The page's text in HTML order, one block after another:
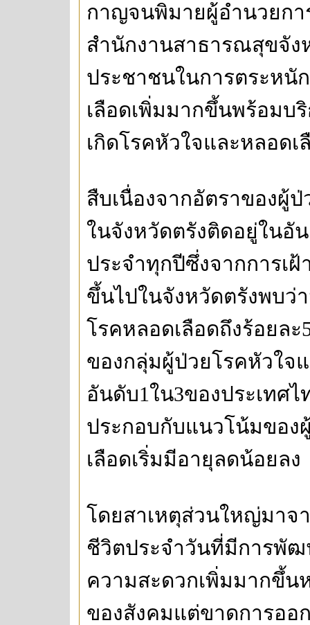
กาญจนพิมายผู้อำนวยกา
สำนักงานสาธารณสุขจัง
ประชาชนในการตระหนั
เลือดเพิ่มมากขึ้นพร้อมบ
เกิดโรคหัวใจและหลอดเ
สืบเนื่องจากอัตราของผู้
ในจังหวัดตรังติดอยู่ในอั
ประจำทุกปีซึ่งจากการเ
ขึ้นไปในจังหวัดตรังพบว่
โรคหลอดเลือดถึงร้อยล
ของกลุ่มผู้ป่วยโรคหัวใจ
อันดับ1ใน3ของประเทศ
ประกอบกับแนวโน้มของ
เลือดเริ่มมีอายุลดน้อยลง
โดยสาเหตุส่วนใหญ่มาจ
ชีวิตประจำวันที่มีการพั
ความสะดวกเพิ่มมากขึ้น
ของสังคมแต่ขาดการออ